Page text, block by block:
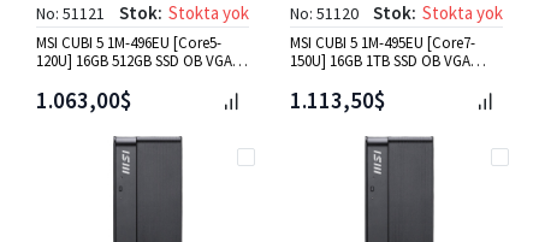
No: 51121 Stok: Stokta yok
MSI CUBI 5 1M-496EU [Core5-
120U] 16GB 512GB SSD OB VGA
1.063,00$
No: 51120 Stok: Stokta yok
MSI CUBI 5 1M-495EU [Core7-
150U] 16GB 1TB SSD OB VGA
1.113,50$